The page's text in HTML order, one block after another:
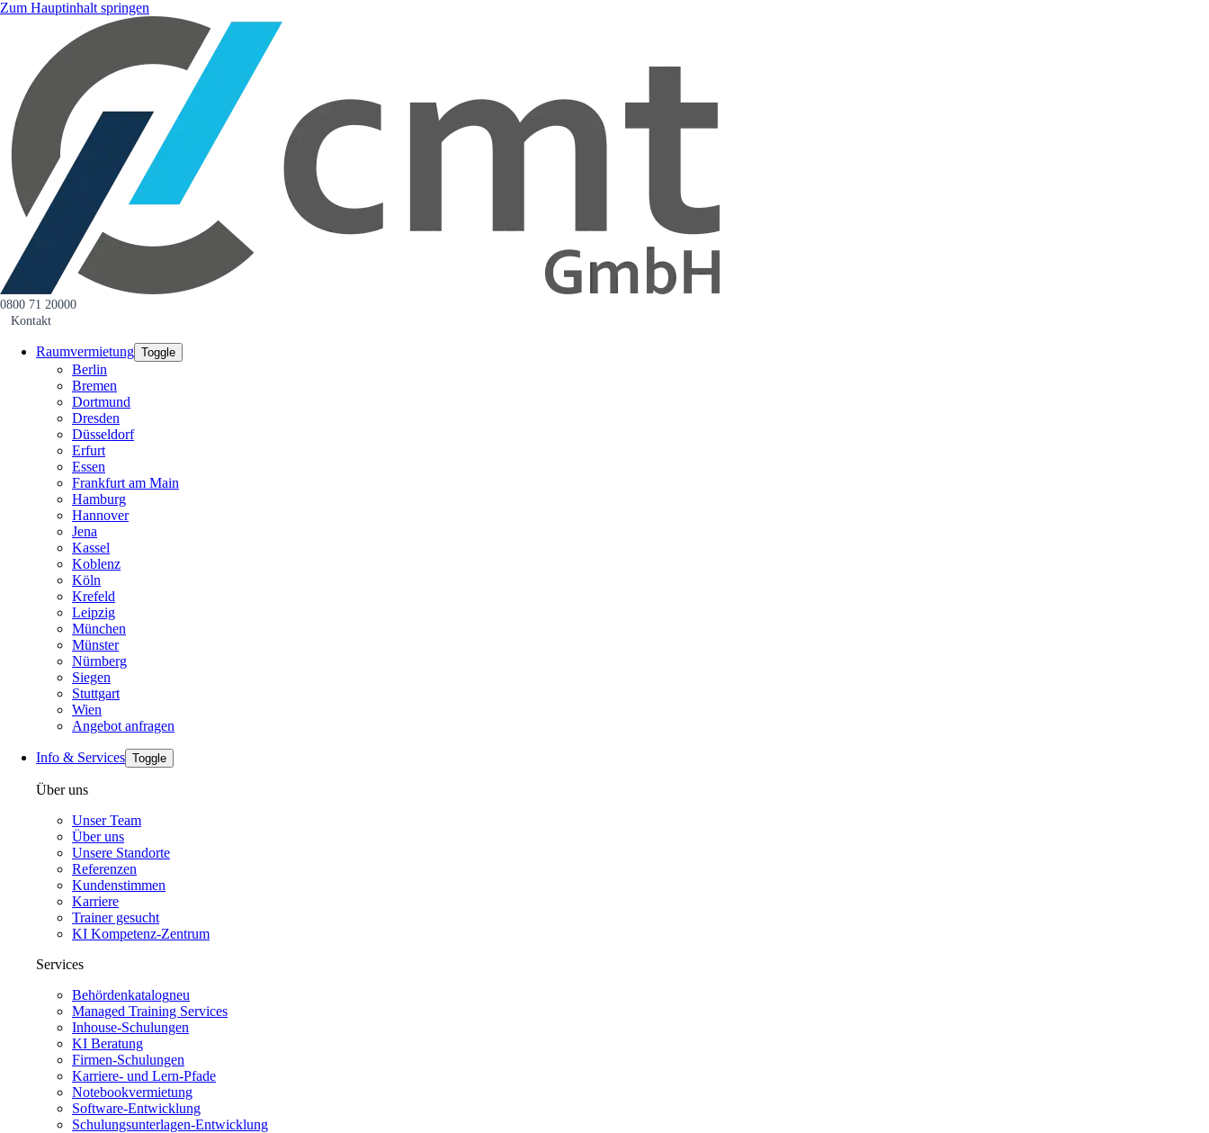
Zum Hauptinhalt springen
0800 71 20000
Kontakt
Raumvermietung Toggle
Berlin
Bremen
Dortmund
Dresden
Düsseldorf
Erfurt
Essen
Frankfurt am Main
Hamburg
Hannover
Jena
Kassel
Koblenz
Köln
Krefeld
Leipzig
München
Münster
Nürnberg
Siegen
Stuttgart
Wien
Angebot anfragen
Info & Services Toggle
Über uns
Unser Team
Über uns
Unsere Standorte
Referenzen
Kundenstimmen
Karriere
Trainer gesucht
KI Kompetenz-Zentrum
Services
Behördenkatalogneu
Managed Training Services
Inhouse-Schulungen
KI Beratung
Firmen-Schulungen
Karriere- und Lern-Pfade
Notebookvermietung
Software-Entwicklung
Schulungsunterlagen-Entwicklung